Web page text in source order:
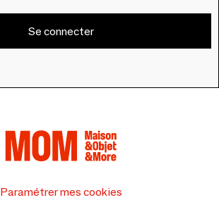
Se connecter
Paramétrer mes cookies